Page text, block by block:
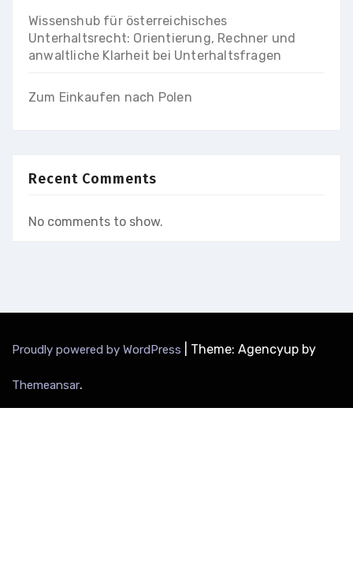
Wissenshub für österreichisches
Unterhaltsrecht: Orientierung, Rechner und
anwaltliche Klarheit bei Unterhaltsfragen
Zum Einkaufen nach Polen
Recent Comments
No comments to show.
Proudly powered by WordPress Theme: Agencyup by
Themeansar.